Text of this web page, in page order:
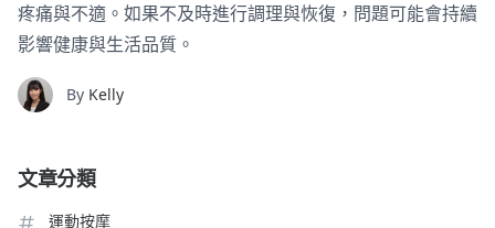
疼痛與不適。如果不及時進行調理與恢復，問題可能會持續
影響健康與生活品質。
By Kelly
文章分類
運動按摩